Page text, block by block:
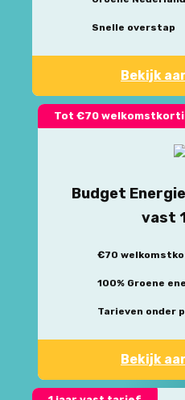
Snelle overstap
Bekijk
Tot €70
Budget
vast
€70
100% Groene
Tarieven onder
Bekijk